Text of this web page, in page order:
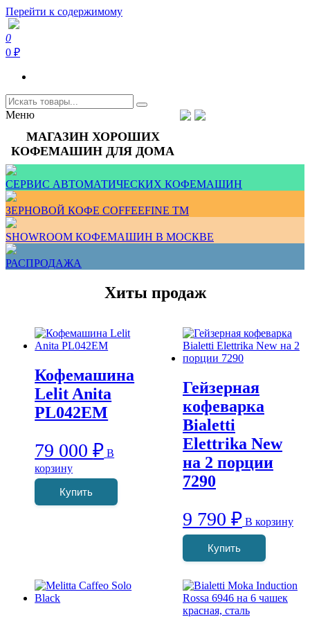
Перейти к содержимому
Интернет-магазин кофемашин и кофейной техники для дома
0
0 ₽
Меню
МАГАЗИН ХОРОШИХ
КОФЕМАШИН ДЛЯ ДОМА
СЕРВИС АВТОМАТИЧЕСКИХ КОФЕМАШИН
ЗЕРНОВОЙ КОФЕ COFFEEFINE TM
SHOWROOM КОФЕМАШИН В МОСКВЕ
РАСПРОДАЖА
Хиты продаж
Кофемашина
Lelit Anita
PL042EM
79 000₽ В
корзину
Купить
Гейзерная
кофеварка
Bialetti
Elettrika New
на 2 порции
7290
9 790 ₽ В корзину
Купить